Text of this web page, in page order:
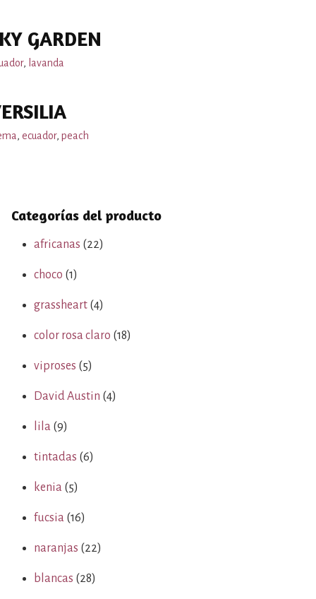
GARDEN
, lavanda
, ecuador, peach
Categorías del producto
africanas (22)
choco (1)
grassheart (4)
color rosa claro (18)
viproses (5)
David Austin (4)
lila (9)
tintadas (6)
kenia (5)
fucsia (16)
naranjas (22)
blancas (28)